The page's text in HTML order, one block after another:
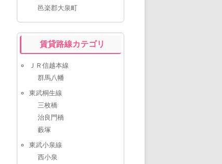
邑楽郡大泉町
賃貸路線カテゴリ
ＪＲ信越本線
群馬八幡
東武桐生線
三枚橋
治良門橋
藪塚
東武小泉線
西小泉